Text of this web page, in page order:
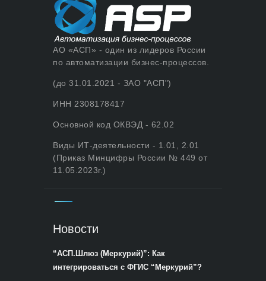
АО «АСП» - один из лидеров России
по автоматизации бизнес-процессов.
(до 31.01.2021 - ЗАО "АСП")
ИНН 2308178417
Основной код ОКВЭД - 62.02
Виды ИТ-деятельности - 1.01, 2.01
(Приказ Минцифры России № 449 от
11.05.2023г.)
Новости
“АСП.Шлюз (Меркурий)”: Как
интегрироваться с ФГИС “Меркурий”?